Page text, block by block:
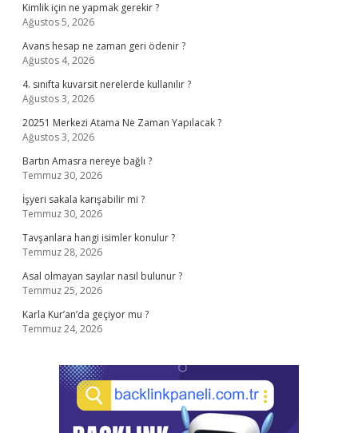
Kimlik için ne yapmak gerekir ?
Ağustos 5, 2026
Avans hesap ne zaman geri ödenir ?
Ağustos 4, 2026
4. sınıfta kuvarsit nerelerde kullanılır ?
Ağustos 3, 2026
20251 Merkezi Atama Ne Zaman Yapılacak ?
Ağustos 3, 2026
Bartın Amasra nereye bağlı ?
Temmuz 30, 2026
İşyeri sakala karışabilir mi ?
Temmuz 30, 2026
Tavşanlara hangi isimler konulur ?
Temmuz 28, 2026
Asal olmayan sayılar nasıl bulunur ?
Temmuz 25, 2026
Karla Kur’an’da geçiyor mu ?
Temmuz 24, 2026